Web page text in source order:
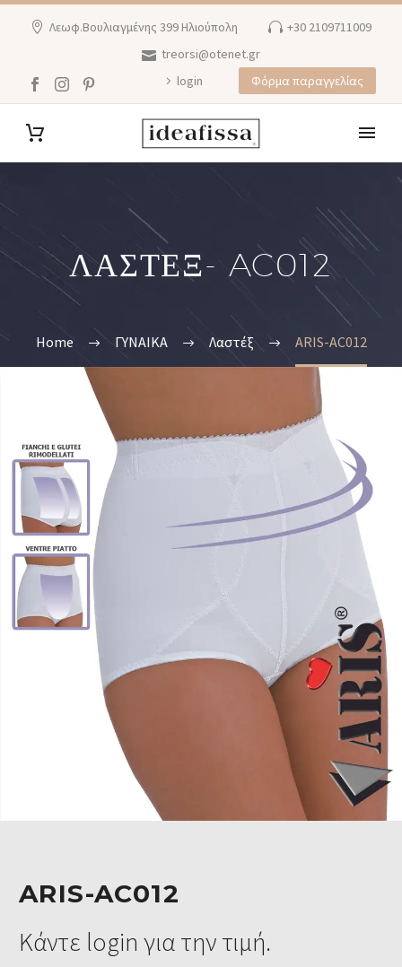
Λεωφ.Βουλιαγμένης 399 Ηλιούπολη
+30 2109711009
treorsi@otenet.gr
login
Φόρμα παραγγελίας
ΛΑΣΤΕΞ- AC012
Home ΓΥΝΑΙΚΑ Λαστέξ ARIS-AC012
ARIS-AC012
Κάντε login για την τιμή.